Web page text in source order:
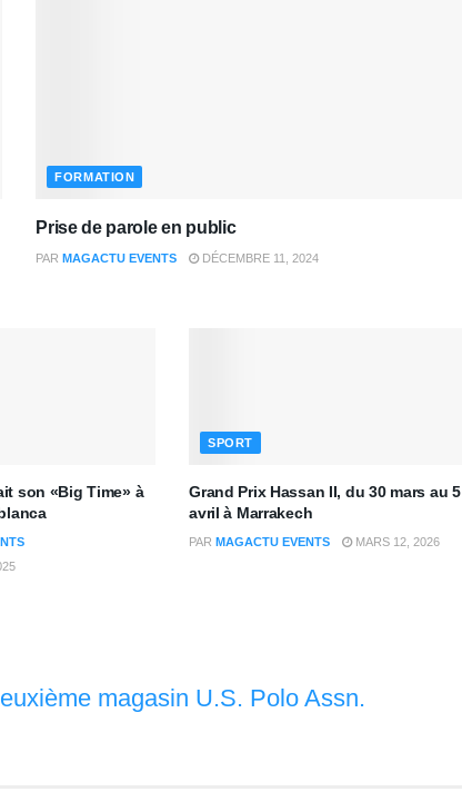
FORMATION
Prise de parole en public
PAR MAGACTU EVENTS DÉCEMBRE 11, 2024
son «Big Time» à
SPORT
Grand Prix Hassan II, du 30 mars au 5
avril à Marrakech
PAR MAGACTU EVENTS MARS 12, 2026
magasin U.S. Polo Assn.